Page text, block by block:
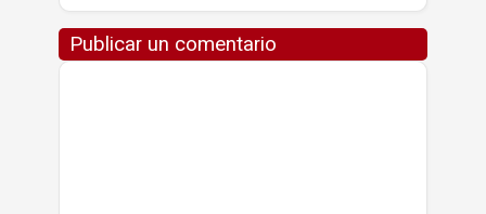
Publicar un comentario